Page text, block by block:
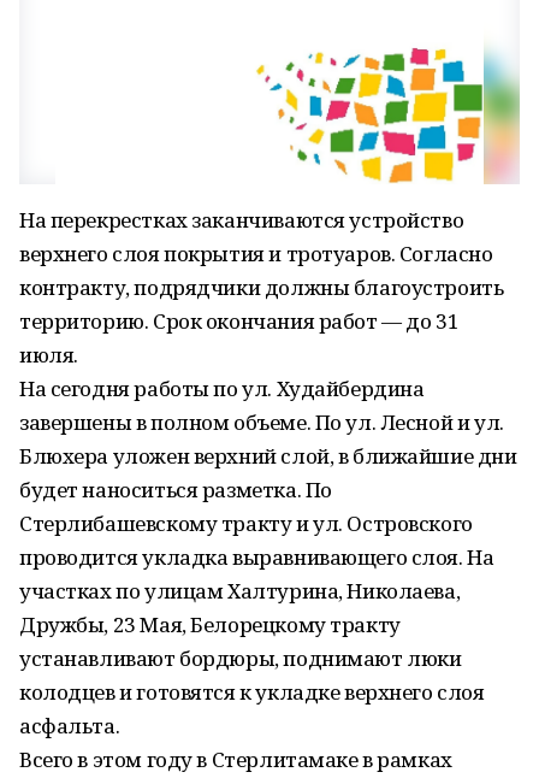
На перекрестках заканчиваются устройство
верхнего слоя покрытия и тротуаров. Согласно
контракту, подрядчики должны благоустроить
территорию. Срок окончания работ — до 31
июля.
На сегодня работы по ул. Худайбердина
завершены в полном объеме. По ул. Лесной и ул.
Блюхера уложен верхний слой, в ближайшие дни
будет наноситься разметка. По
Стерлибашевскому тракту и ул. Островского
проводится укладка выравнивающего слоя. На
участках по улицам Халтурина, Николаева,
Дружбы, 23 Мая, Белорецкому тракту
устанавливают бордюры, поднимают люки
колодцев и готовятся к укладке верхнего слоя
асфальта.
Всего в этом году в Стерлитамаке в рамках